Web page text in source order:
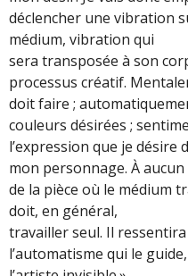
déclencher une vibration
médium, vibration qui
sera transposée à son
processus créatif.
doit faire ;
couleurs désirées ;
l’expression que je désire
mon personnage. À
de la pièce où le médium
doit, en général,
travailler seul. Il
l’automatisme qui le